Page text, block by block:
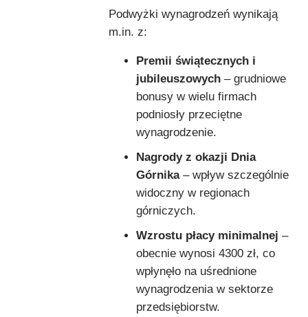
Podwyżki wynagrodzeń wynikają
m.in. z:
Premii świątecznych i
jubileuszowych – grudniowe
bonusy w wielu firmach
podniosły przeciętne
wynagrodzenie.
Nagrody z okazji Dnia
Górnika– wpływ szczególnie
widoczny w regionach
górniczych.
Wzrostu płacy minimalnej –
obecnie wynosi 4300 zł, co
wpłynęło na uśrednione
wynagrodzenia w sektorze
przedsiębiorstw.